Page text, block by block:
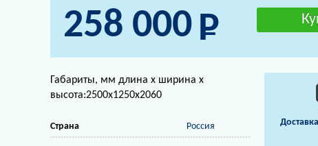
258 000
Габариты, мм длина х ширина х
высота:2500х1250х2060
Страна Россия